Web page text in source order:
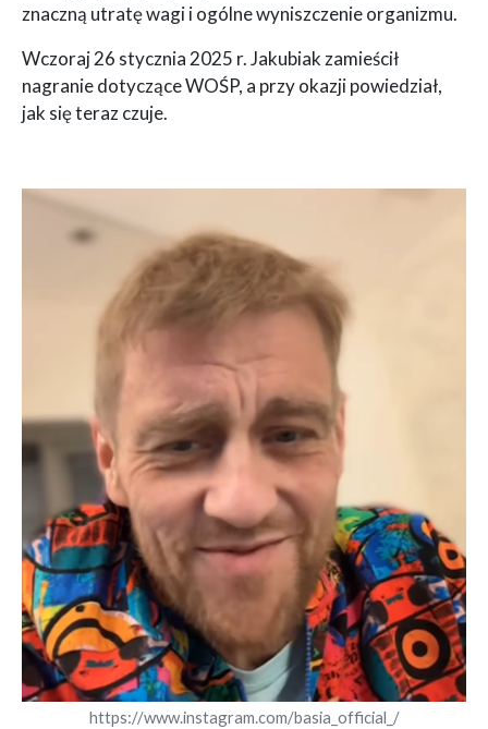
znaczną utratę wagi i ogólne wyniszczenie organizmu.
Wczoraj 26 stycznia 2025 r. Jakubiak zamieścił
nagranie dotyczące WOŚP, a przy okazji powiedział,
jak się teraz czuje.
https://www.instagram.com/basia_official_/